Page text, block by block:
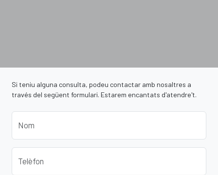
Si teniu alguna consulta, podeu contactar amb nosaltres a
través del següent formulari. Estarem encantats d'atendre't.
Nom
Telèfon